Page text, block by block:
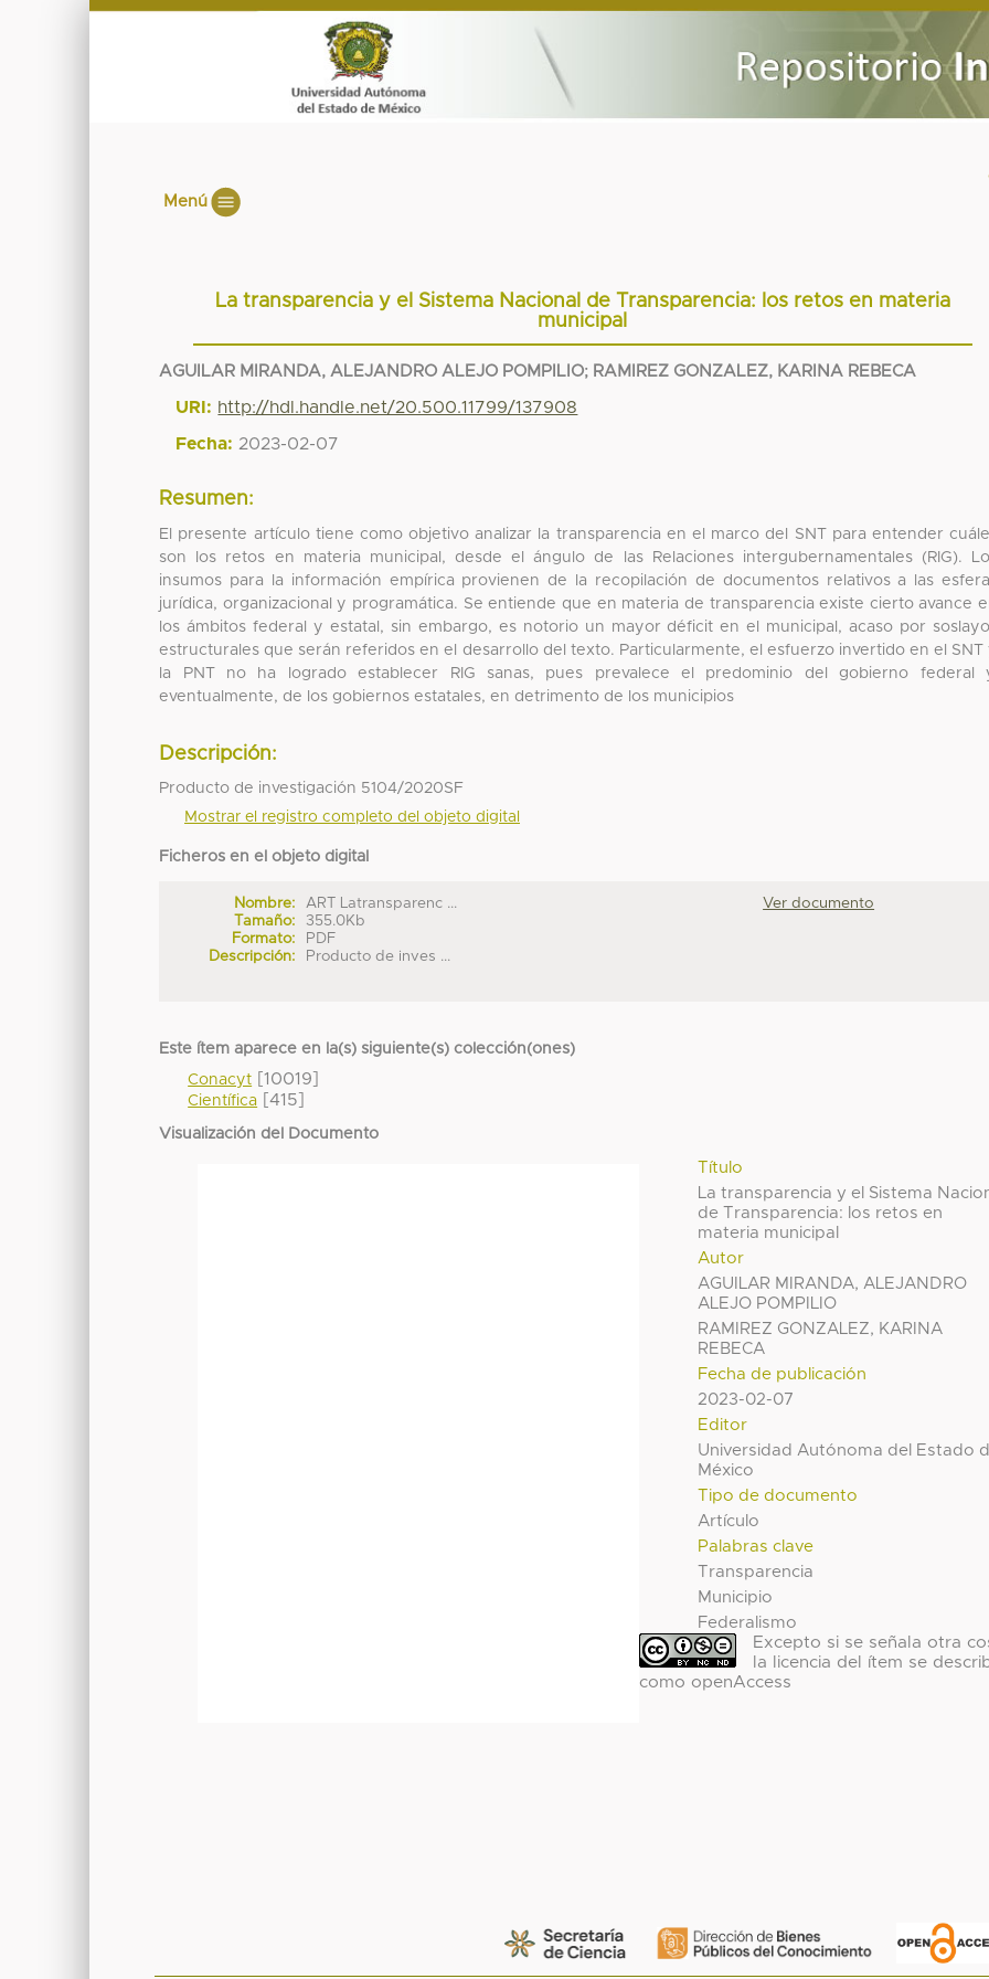
Menú
La transparencia y el Sistema Nacional de Transparencia: los retos en materia
municipal
AGUILAR MIRANDA, ALEJANDRO ALEJO POMPILIO; RAMIREZ GONZALEZ, KARINA REBECA
URI: http://hdl.handle.net/20.500.11799/137908
Fecha: 2023-02-07
Resumen:
El presente artículo tiene como objetivo analizar la transparencia en el marco del SNT para entender
son los retos en materia municipal, desde el ángulo de las Relaciones intergubernamentales (RIG).
insumos para la información empírica provienen de la recopilación de documentos relativos a las
jurídica, organizacional y programática. Se entiende que en materia de transparencia existe cierto avance
los ámbitos federal y estatal, sin embargo, es notorio un mayor déficit en el municipal, acaso por
estructurales que serán referidos en el desarrollo del texto. Particularmente, el esfuerzo invertido en el SNT
la PNT no ha logrado establecer RIG sanas, pues prevalece el predominio del gobierno federal
eventualmente, de los gobiernos estatales, en detrimento de los municipios
Descripción:
Producto de investigación 5104/2020SF
Mostrar el registro completo del objeto digital
Ficheros en el objeto digital
Nombre:
ART Latransparenc ...
Tamaño:
355.0Kb
Formato:
PDF
Descripción:
Producto de inves ...
Ver documento
Este ítem aparece en la(s) siguiente(s) colección(ones)
Conacyt [10019]
Científica [415]
Visualización del Documento
Título
La transparencia y el Sistema
de Transparencia: los retos en
materia municipal
Autor
AGUILAR MIRANDA, ALEJANDRO
ALEJO POMPILIO
RAMIREZ GONZALEZ, KARINA
REBECA
Fecha de publicación
2023-02-07
Editor
Universidad Autónoma del Estado
México
Tipo de documento
Artículo
Palabras clave
Transparencia
Municipio
Federalismo
Excepto si se señala otra
la licencia del ítem se
como openAccess